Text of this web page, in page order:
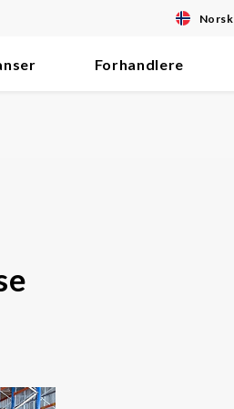
Norsk
Forhandlere